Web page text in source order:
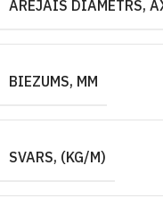
ĀRĒJAIS DIAMETRS,
BIEZUMS, MM
SVARS, (KG/M)